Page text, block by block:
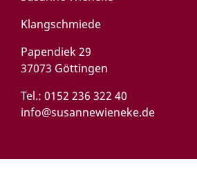
Klangschmiede
Papendiek 29
37073 Göttingen
Tel.: 0152 236 322 40
info@susannewieneke.de